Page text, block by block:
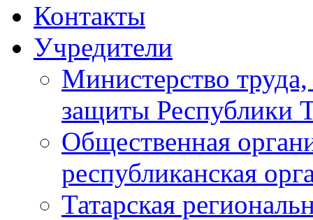
Контакты
Учредители
Министерство
защиты Республики
Общественная
республиканская
Татарская